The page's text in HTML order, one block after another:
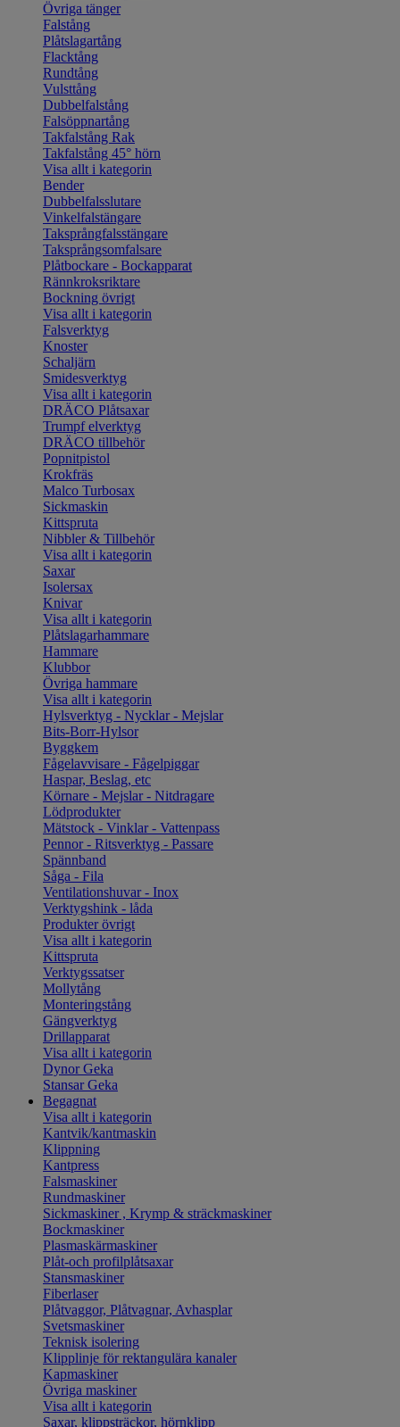
Övriga tänger
Falstång
Plåtslagartång
Flacktång
Rundtång
Vulsttång
Dubbelfalstång
Falsöppnartång
Takfalstång Rak
Takfalstång 45° hörn
Visa allt i kategorin
Bender
Dubbelfalsslutare
Vinkelfalstängare
Taksprångfalsstängare
Taksprångsomfalsare
Plåtbockare - Bockapparat
Rännkroksriktare
Bockning övrigt
Visa allt i kategorin
Falsverktyg
Knoster
Schaljärn
Smidesverktyg
Visa allt i kategorin
DRÄCO Plåtsaxar
Trumpf elverktyg
DRÄCO tillbehör
Popnitpistol
Krokfräs
Malco Turbosax
Sickmaskin
Kittspruta
Nibbler & Tillbehör
Visa allt i kategorin
Saxar
Isolersax
Knivar
Visa allt i kategorin
Plåtslagarhammare
Hammare
Klubbor
Övriga hammare
Visa allt i kategorin
Hylsverktyg - Nycklar - Mejslar
Bits-Borr-Hylsor
Byggkem
Fågelavvisare - Fågelpiggar
Haspar, Beslag, etc
Körnare - Mejslar - Nitdragare
Lödprodukter
Mätstock - Vinklar - Vattenpass
Pennor - Ritsverktyg - Passare
Spännband
Såga - Fila
Ventilationshuvar - Inox
Verktygshink - låda
Produkter övrigt
Visa allt i kategorin
Kittspruta
Verktygssatser
Mollytång
Monteringstång
Gängverktyg
Drillapparat
Visa allt i kategorin
Dynor Geka
Stansar Geka
Begagnat
Visa allt i kategorin
Kantvik/kantmaskin
Klippning
Kantpress
Falsmaskiner
Rundmaskiner
Sickmaskiner , Krymp & sträckmaskiner
Bockmaskiner
Plasmaskärmaskiner
Plåt-och profilplåtsaxar
Stansmaskiner
Fiberlaser
Plåtvaggor, Plåtvagnar, Avhasplar
Svetsmaskiner
Teknisk isolering
Klipplinje för rektangulära kanaler
Kapmaskiner
Övriga maskiner
Visa allt i kategorin
Saxar, klippsträckor, hörnklipp